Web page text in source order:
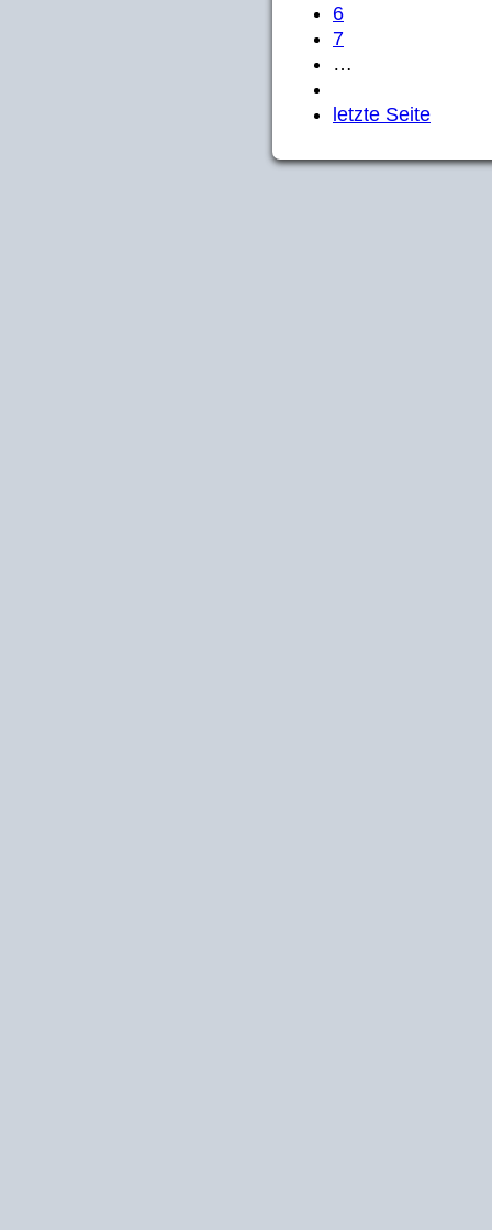
6
7
…
letzte Seite